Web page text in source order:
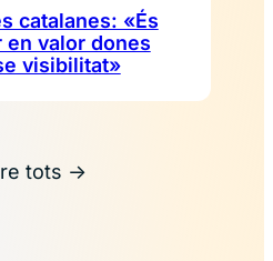
catalanes: «És
en valor dones
visibilitat»
tots →